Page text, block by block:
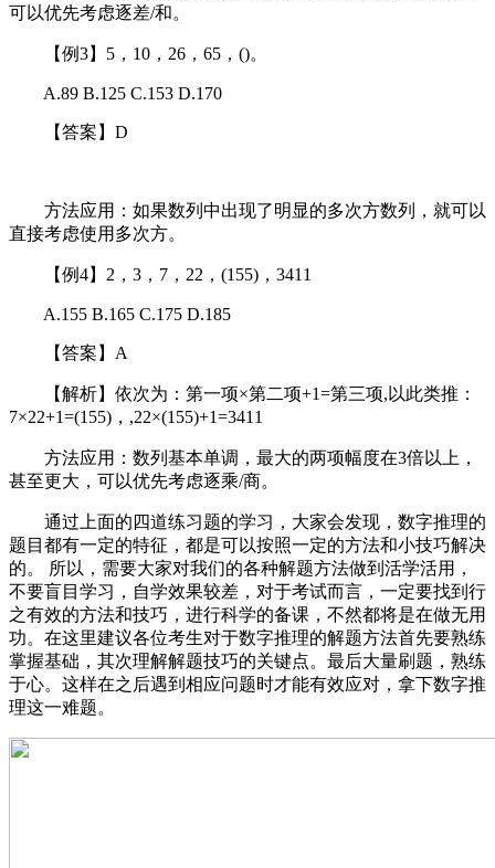
可以优先考虑逐差/和。
【例3】5，10，26，65，()。
A.89 B.125 C.153 D.170
【答案】D
方法应用：如果数列中出现了明显的多次方数列，就可以
直接考虑使用多次方。
【例4】2，3，7，22，(155)，3411
A.155 B.165 C.175 D.185
【答案】A
【解析】依次为：第一项×第二项+1=第三项,以此类推：
7×22+1=(155)，,22×(155)+1=3411
方法应用：数列基本单调，最大的两项幅度在3倍以上，
甚至更大，可以优先考虑逐乘/商。
通过上面的四道练习题的学习，大家会发现，数字推理的
题目都有一定的特征，都是可以按照一定的方法和小技巧解决
的。 所以，需要大家对我们的各种解题方法做到活学活用，
不要盲目学习，自学效果较差，对于考试而言，一定要找到行
之有效的方法和技巧，进行科学的备课，不然都将是在做无用
功。在这里建议各位考生对于数字推理的解题方法首先要熟练
掌握基础，其次理解解题技巧的关键点。最后大量刷题，熟练
于心。这样在之后遇到相应问题时才能有效应对，拿下数字推
理这一难题。